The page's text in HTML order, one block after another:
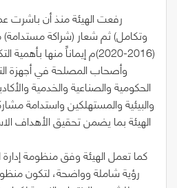
وتكامل) ثم شعار (شراكة مستدامة)
(2016-2020)م إيماناً منها
وأصحاب المصلحة في أجهزة
الحكومية والصناعية والخدمية
والبيئية والمستهلكين واستدامة
الهيئة بما يضمن تحقيق الأهداف
كما تعمل الهيئة وفق منظومة إدارة
رؤية شاملة وواضحة، لتكون